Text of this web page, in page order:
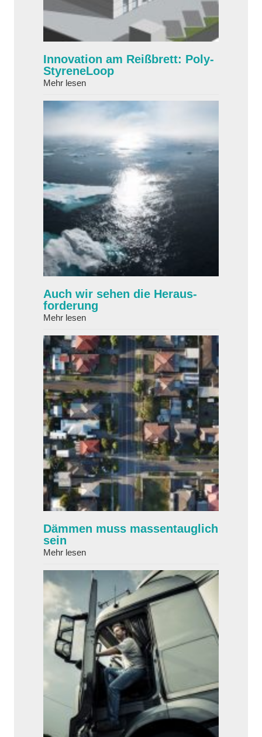
Innovation am Reißbrett: Poly­
Styrene­Loop
Mehr lesenabout Innovation am Reißbrett:
Auch wir sehen die Heraus­
forderung
Mehr lesenabout Auch wir sehen die Heraus­forderung
Dämmen muss massen­tauglich
sein
Mehr lesenabout Dämmen muss massen­tauglich sein